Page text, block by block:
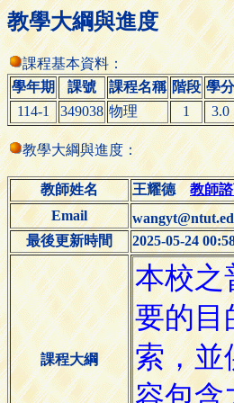
教學大綱與進度
課程基本資料：
學年期
課號 課程名稱 階段 學分
114-1
349038 物理 1 3.0
教學大綱與進度：
教師姓名 王耀德教師
Email
最後更新時間
2025-05-24
課程大綱